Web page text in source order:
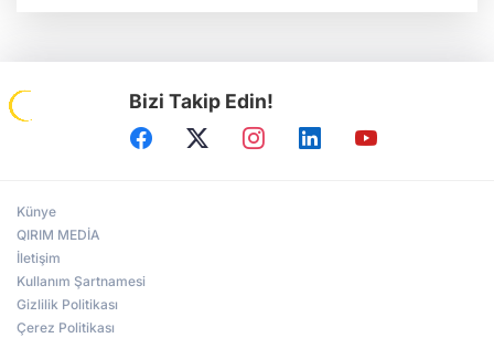
Bizi Takip Edin!
Künye
QIRIM MEDİA
İletişim
Kullanım Şartnamesi
Gizlilik Politikası
Çerez Politikası